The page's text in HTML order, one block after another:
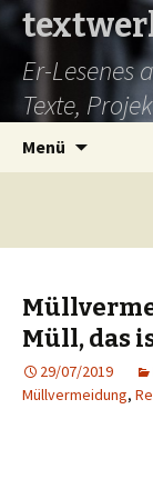
Er-Lesenes
Texte,
Menü
Müll, das
29/07/2019
Müllvermeidung,